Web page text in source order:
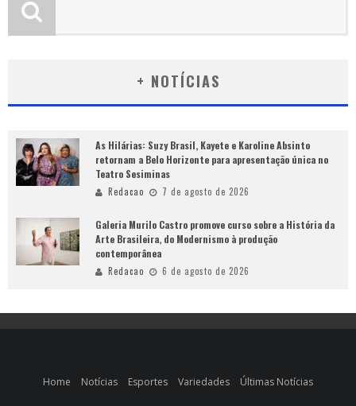
+ NOTÍCIAS
As Hilárias: Suzy Brasil, Kayete e Karoline Absinto
retornam a Belo Horizonte para apresentação única no
Teatro Sesiminas
Redacao 7 de agosto de 2026
Galeria Murilo Castro promove curso sobre a História da
Arte Brasileira, do Modernismo à produção
contemporânea
Redacao 6 de agosto de 2026
Home Notícias Esportes Variedades Últimas Notícias